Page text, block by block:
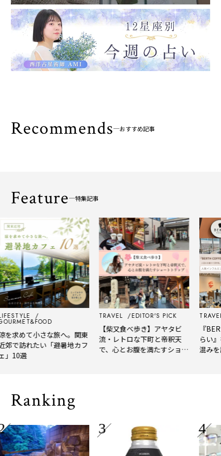
Recommends おすすめ記事
Feature 特集記事
めて小さな旅へ。関東
訪れたい「避暑地カフ
選
TRAVEL EDITOR'S PICK
【柴又食べ歩き】アヤタビ
流・レトロな下町と帝釈天
で、心とお腹を満たすショー
TRAVEL
『
らい』を
混みを離
Ranking